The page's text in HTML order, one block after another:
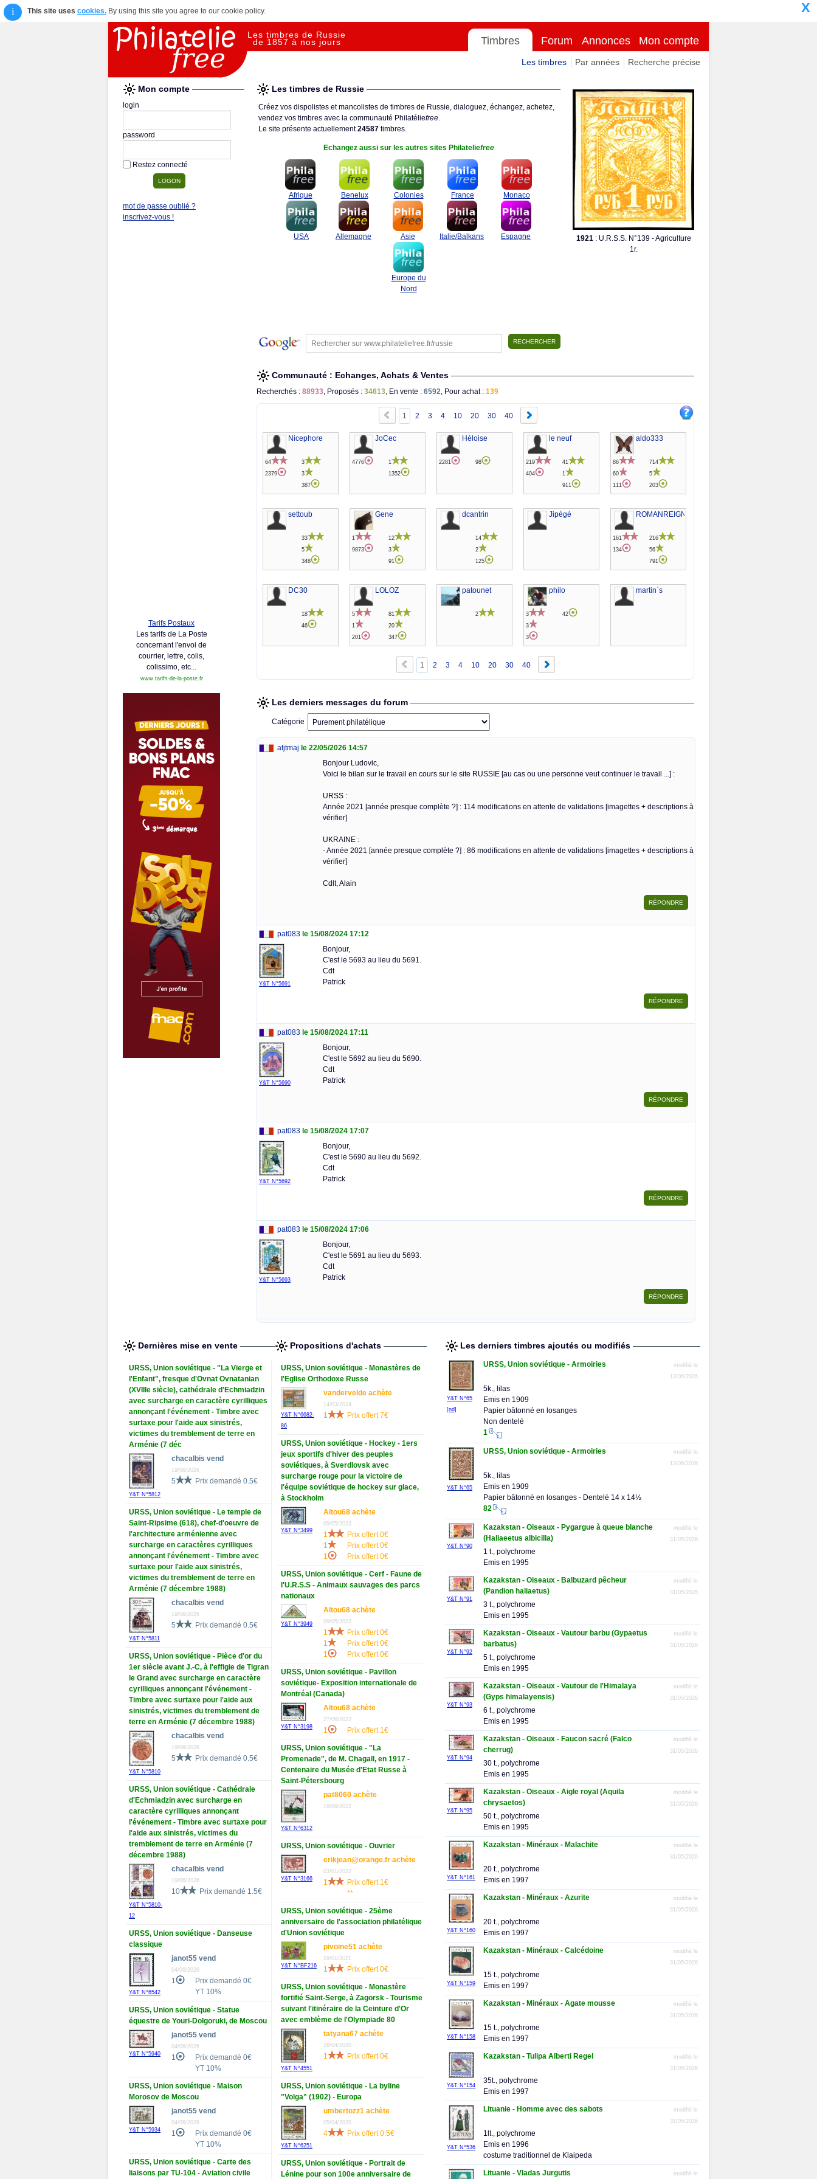
i This site uses cookies.By using this site you agree to our cookie policy. X
Les timbres de Russie
de 1857 à nos jours Timbres Forum Annonces Mon compte
Les timbres Par années Recherche précise
Mon compte
login
password
Restez connecté
mot de passe oublié ?
inscrivez-vous !
Tarifs Postaux
Les tarifs de La Poste
concernant l'envoi de
courrier, lettre, colis,
colissimo, etc...
www.tarifs-de-la-poste.fr
1921 : U.R.S.S. N°139 - Agriculture
1r.
Les timbres de Russie
Créez vos dispolistes et mancolistes de timbres de Russie, dialoguez, échangez, achetez,
vendez vos timbres avec la communauté Philatéliefree.
Le site présente actuellement24587 timbres.
Echangez aussi sur les autres sites Philateliefree
Afrique Benelux Colonies France Monaco
USA Allemagne Asie Italie/Balkans Espagne
Europe du
Nord
Communauté : Echanges, Achats & Ventes
Recherchés : 88933, Proposés : 34613, En vente : 6592, Pour achat : 139
1 2 3 4 10 20 30 40
Nicephore
64
2379
3
3
387
JoCec
4776
1
1352
Héloise
2281 98
le neuf
219
404
41
1
911
aldo333
86
60
111
714
5
203
settoub
33
5
348
Gene
1
9873
12
3
91
dcantrin
14
2
125
Jipégé ROMANREIGNS
161
134
216
56
791
DC30
18
46
LOLOZ
5
1
201
81
20
347
patounet
2
philo
3
3
3
42
martin`s
1 2 3 4 10 20 30 40
Les derniers messages du forum
Catégorie
atjtmaj le 22/05/2026 14:57
Bonjour Ludovic,
Voici le bilan sur le travail en cours sur le site RUSSIE [au cas ou une personne veut continuer le travail ...] :
URSS :
Année 2021 [année presque complète ?] : 114 modifications en attente de validations [imagettes + descriptions à
vérifier]
UKRAINE :
- Année 2021 [année presque complète ?] : 86 modifications en attente de validations [imagettes + descriptions à
vérifier]
Cdlt, Alain
pat083 le 15/08/2024 17:12
Y&T N°5691
Bonjour,
C'est le 5693 au lieu du 5691.
Cdt
Patrick
pat083 le 15/08/2024 17:11
Y&T N°5690
Bonjour,
C'est le 5692 au lieu du 5690.
Cdt
Patrick
pat083 le 15/08/2024 17:07
Y&T N°5692
Bonjour,
C'est le 5690 au lieu du 5692.
Cdt
Patrick
pat083 le 15/08/2024 17:06
Y&T N°5693
Bonjour,
C'est le 5691 au lieu du 5693.
Cdt
Patrick
Dernières mise en vente
URSS, Union soviétique - "La Vierge et
l'Enfant", fresque d'Ovnat Ovnatanian
(XVIIIe siècle), cathédrale d'Echmiadzin
avec surcharge en caractère cyrilliques
annonçant l'événement - Timbre avec
surtaxe pour l'aide aux sinistrés,
victimes du tremblement de terre en
Arménie (7 déc
Y&T N°5812
chacalbis vend
19/06/2026
5 Prix demandé 0.5€
URSS, Union soviétique - Le temple de
Saint-Ripsime (618), chef-d'oeuvre de
l'architecture arménienne avec
surcharge en caractères cyrilliques
annonçant l'événement - Timbre avec
surtaxe pour l'aide aux sinistrés,
victimes du tremblement de terre en
Arménie (7 décembre 1988)
Y&T N°5811
chacalbis vend
19/06/2026
5 Prix demandé 0.5€
URSS, Union soviétique - Pièce d'or du
1er siècle avant J.-C, à l'effigie de Tigran
le Grand avec surcharge en caractère
cyrilliques annonçant l'événement -
Timbre avec surtaxe pour l'aide aux
sinistrés, victimes du tremblement de
terre en Arménie (7 décembre 1988)
Y&T N°5810
chacalbis vend
19/06/2026
5 Prix demandé 0.5€
URSS, Union soviétique - Cathédrale
d'Echmiadzin avec surcharge en
caractère cyrilliques annonçant
l'événement - Timbre avec surtaxe pour
l'aide aux sinistrés, victimes du
tremblement de terre en Arménie (7
décembre 1988)
Y&T N°5810-
12
chacalbis vend
19/06/2026
10 Prix demandé 1.5€
URSS, Union soviétique - Danseuse
classique
Y&T N°6542
janot55 vend
04/06/2026
1
Prix demandé 0€
YT 10%
URSS, Union soviétique - Statue
équestre de Youri-Dolgoruki, de Moscou
Y&T N°5940
janot55 vend
04/06/2026
1
Prix demandé 0€
YT 10%
URSS, Union soviétique - Maison
Morosov de Moscou
Y&T N°5934
janot55 vend
04/06/2026
1
Prix demandé 0€
YT 10%
URSS, Union soviétique - Carte des
liaisons par TU-104 - Aviation civile
Propositions d'achats
URSS, Union soviétique - Monastères de
l'Eglise Orthodoxe Russe
Y&T N°6682-
86
vandervelde achète
14/03/2024
1 Prix offert 7€
URSS, Union soviétique - Hockey - 1ers
jeux sportifs d'hiver des peuples
soviétiques, à Sverdlovsk avec
surcharge rouge pour la victoire de
l'équipe soviétique de hockey sur glace,
à Stockholm
Y&T N°3499
Altou68 achète
09/05/2023
1
Prix offert 0€
1
Prix offert 0€
1
Prix offert 0€
URSS, Union soviétique - Cerf - Faune de
l'U.R.S.S - Animaux sauvages des parcs
nationaux
Y&T N°3949
Altou68 achète
09/05/2023
1
Prix offert 0€
1
Prix offert 0€
1
Prix offert 0€
URSS, Union soviétique - Pavillon
soviétique- Exposition internationale de
Montréal (Canada)
Y&T N°3198
Altou68 achète
27/06/2023
1 Prix offert 1€
URSS, Union soviétique - "La
Promenade", de M. Chagall, en 1917 -
Centenaire du Musée d'Etat Russe à
Saint-Pétersbourg
Y&T N°6312
pat8060 achète
18/09/2022
URSS, Union soviétique - Ouvrier
Y&T N°3166
erikjean@orange.fr achète
03/01/2022
1
Prix offert 1€
**
URSS, Union soviétique - 25ème
anniversaire de l'association philatélique
d'Union soviétique
Y&T N°BF216
pivoine51 achète
29/01/2021
1 Prix offert 0€
URSS, Union soviétique - Monastère
fortifié Saint-Serge, à Zagorsk - Tourisme
suivant l'itinéraire de la Ceinture d'Or
avec emblème de l'Olympiade 80
Y&T N°4551
tatyana67 achète
26/04/2020
1 Prix offert 0€
URSS, Union soviétique - La byline
"Volga" (1902) - Europa
Y&T N°6251
umbertozz1 achète
05/04/2020
4 Prix offert 0.5€
URSS, Union soviétique - Portrait de
Lénine pour son 100e anniversaire de
Les derniers timbres ajoutés ou modifiés
Y&T N°65
[nd]
URSS, Union soviétique - Armoiries
modifié le
13/06/2026
5k., lilas
Emis en 1909
Papier bâtonné en losanges
Non dentelé
1
Y&T N°65
URSS, Union soviétique - Armoiries
modifié le
13/06/2026
5k., lilas
Emis en 1909
Papier bâtonné en losanges - Dentelé 14 x 14½
82
Y&T N°90
Kazakstan - Oiseaux - Pygargue à queue blanche
(Haliaeetus albicilla)
modifié le
31/05/2026
1 t., polychrome
Emis en 1995
Y&T N°91
Kazakstan - Oiseaux - Balbuzard pêcheur
(Pandion haliaetus)
modifié le
31/05/2026
3 t., polychrome
Emis en 1995
Y&T N°92
Kazakstan - Oiseaux - Vautour barbu (Gypaetus
barbatus)
modifié le
31/05/2026
5 t., polychrome
Emis en 1995
Y&T N°93
Kazakstan - Oiseaux - Vautour de l'Himalaya
(Gyps himalayensis)
modifié le
31/05/2026
6 t., polychrome
Emis en 1995
Y&T N°94
Kazakstan - Oiseaux - Faucon sacré (Falco
cherrug)
modifié le
31/05/2026
30 t., polychrome
Emis en 1995
Y&T N°95
Kazakstan - Oiseaux - Aigle royal (Aquila
chrysaetos)
modifié le
31/05/2026
50 t., polychrome
Emis en 1995
Y&T N°161
Kazakstan - Minéraux - Malachite
modifié le
31/05/2026
20 t., polychrome
Emis en 1997
Y&T N°160
Kazakstan - Minéraux - Azurite
modifié le
31/05/2026
20 t., polychrome
Emis en 1997
Y&T N°159
Kazakstan - Minéraux - Calcédoine
modifié le
31/05/2026
15 t., polychrome
Emis en 1997
Y&T N°158
Kazakstan - Minéraux - Agate mousse
modifié le
31/05/2026
15 t., polychrome
Emis en 1997
Y&T N°154
Kazakstan - Tulipa Alberti Regel
modifié le
31/05/2026
35t., polychrome
Emis en 1997
Y&T N°536
Lituanie - Homme avec des sabots
modifié le
31/05/2026
1lt., polychrome
Emis en 1996
costume traditionnel de Klaipeda
Lituanie - Vladas Jurgutis modifié le